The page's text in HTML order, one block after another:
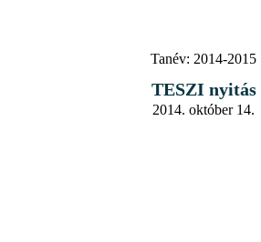
Tanév: 2014-2015
TESZI nyitás
2014. október 14.